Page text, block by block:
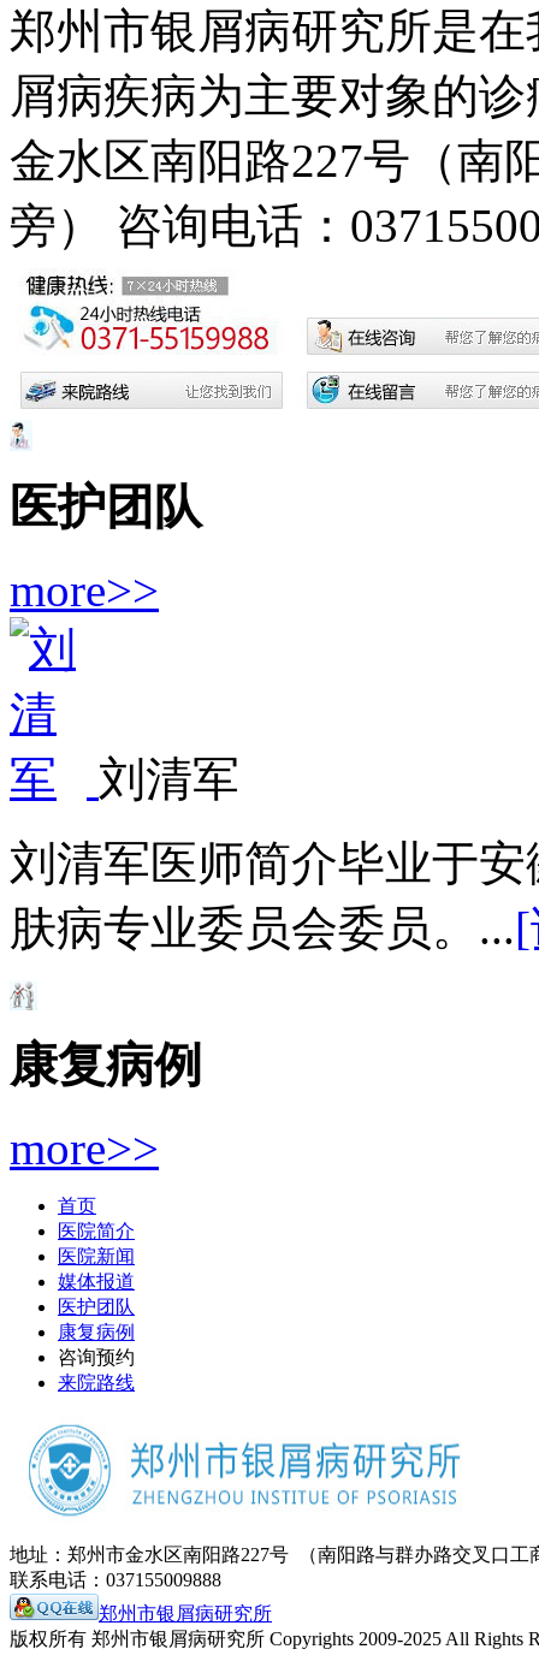
郑州市银屑病研究所是
屑病疾病为主要对象的诊
金水区南阳路227号（南
旁）
咨询电话：
医护团队
more>>
刘清军
刘清军医师简介毕业于
肤病专业委员会委员。...
康复病例
more>>
首页
医院简介
医院新闻
媒体报道
医护团队
康复病例
咨询预约
来院路线
地址：郑州市金水区南阳路227号 （南阳路与群办路交叉口工
联系电话：037155009888
郑州市银屑病研究所
版权所有 郑州市银屑病研究所 Copyrights 2009-2025 All Rights